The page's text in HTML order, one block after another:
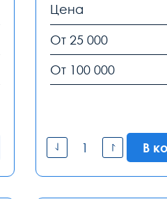
Цена
От 25 000
От 100 000
В